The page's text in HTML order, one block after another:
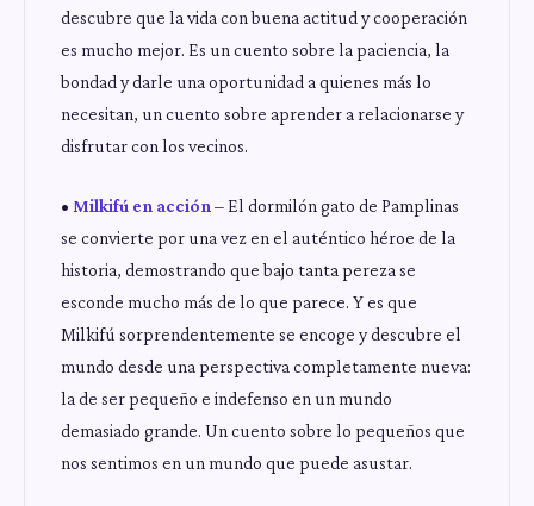
descubre que la vida con buena actitud y cooperación
es mucho mejor. Es un cuento sobre la paciencia, la
bondad y darle una oportunidad a quienes más lo
necesitan, un cuento sobre aprender a relacionarse y
disfrutar con los vecinos.
• Milkifú en acción – El dormilón gato de Pamplinas
se convierte por una vez en el auténtico héroe de la
historia, demostrando que bajo tanta pereza se
esconde mucho más de lo que parece. Y es que
Milkifú sorprendentemente se encoge y descubre el
mundo desde una perspectiva completamente nueva:
la de ser pequeño e indefenso en un mundo
demasiado grande. Un cuento sobre lo pequeños que
nos sentimos en un mundo que puede asustar.